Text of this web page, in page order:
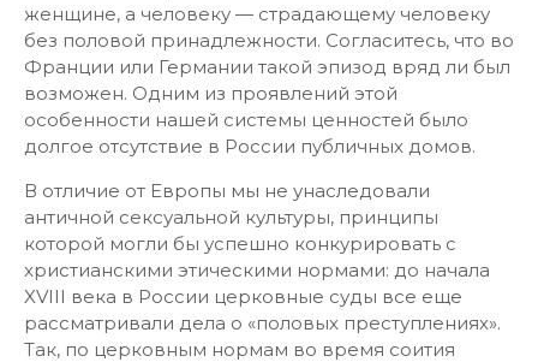
женщине, а человеку — страдающему человеку
без половой принадлежности. Согласитесь, что во
Франции или Германии такой эпизод вряд ли был
возможен. Одним из проявлений этой
особенности нашей системы ценностей было
долгое отсутствие в России публичных домов.
В отличие от Европы мы не унаследовали
античной сексуальной культуры, принципы
которой могли бы успешно конкурировать с
христианскими этическими нормами: до начала
XVIII века в России церковные суды все еще
рассматривали дела о «половых преступлениях».
Так, по церковным нормам во время соития